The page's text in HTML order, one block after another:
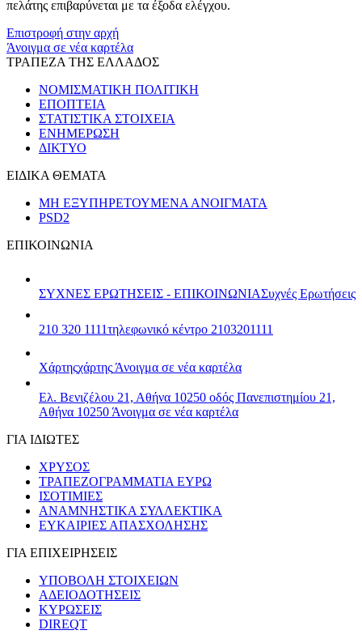
πελάτης επιβαρύνεται με τα έξοδα ελέγχου.
Επιστροφή στην αρχή
Άνοιγμα σε νέα καρτέλα
ΤΡΑΠΕΖΑ ΤΗΣ ΕΛΛΑΔΟΣ
ΝΟΜΙΣΜΑΤΙΚΗ ΠΟΛΙΤΙΚΗ
ΕΠΟΠΤΕΙΑ
ΣΤΑΤΙΣΤΙΚΑ ΣΤΟΙΧΕΙΑ
ΕΝΗΜΕΡΩΣΗ
ΔΙΚΤΥΟ
ΕΙΔΙΚΑ ΘΕΜΑΤΑ
ΜΗ ΕΞΥΠΗΡΕΤΟΥΜΕΝΑ ΑΝΟΙΓΜΑΤΑ
PSD2
ΕΠΙΚΟΙΝΩΝΙΑ
ΣΥΧΝΕΣ ΕΡΩΤΗΣΕΙΣ - ΕΠΙΚΟΙΝΩΝΙΑΣυχνές Ερωτήσεις
210 320 1111τηλεφωνικό κέντρο 2103201111
Χάρτηςχάρτης Άνοιγμα σε νέα καρτέλα
Ελ. Βενιζέλου 21, Αθήνα 10250 οδός Πανεπιστημίου 21,
Αθήνα 10250 Άνοιγμα σε νέα καρτέλα
ΓΙΑ ΙΔΙΩΤΕΣ
ΧΡΥΣΟΣ
ΤΡΑΠΕΖΟΓΡΑΜΜΑΤΙΑ ΕΥΡΩ
ΙΣΟΤΙΜΙΕΣ
ΑΝΑΜΝΗΣΤΙΚΑ ΣΥΛΛΕΚΤΙΚΑ
ΕΥΚΑΙΡΙΕΣ ΑΠΑΣΧΟΛΗΣΗΣ
ΓΙΑ ΕΠΙΧΕΙΡΗΣΕΙΣ
ΥΠΟΒΟΛΗ ΣΤΟΙΧΕΙΩΝ
ΑΔΕΙΟΔΟΤΗΣΕΙΣ
ΚΥΡΩΣΕΙΣ
DIREQT